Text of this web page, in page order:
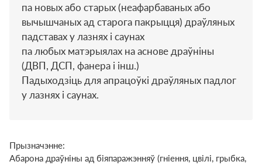
па новых або старых (неафарбаваных або
вычышчаных ад старога пакрыцця) драўляных
падставах у лазнях і саунах
па любых матэрыялах на аснове драўніны
(ДВП, ДСП, фанера і інш.)
Падыходзіць для апрацоўкі драўляных падлог
у лазнях і саунах.
Прызначэнне:
Абарона драўніны ад біяпаражэнняў (гніення, цвілі, грыбка,